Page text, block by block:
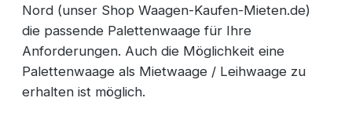
Nord (unser Shop Waagen-Kaufen-Mieten.de)
die passende Palettenwaage für Ihre
Anforderungen. Auch die Möglichkeit eine
Palettenwaage als Mietwaage / Leihwaage zu
erhalten ist möglich.